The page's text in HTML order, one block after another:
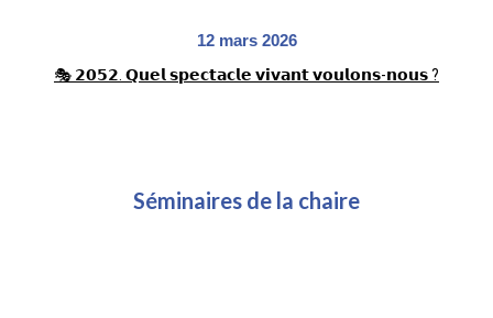
12mars 2026
🎭 𝟮𝟬𝟱𝟮. 𝗤𝘂𝗲𝗹 𝘀𝗽𝗲𝗰𝘁𝗮𝗰𝗹𝗲 𝘃𝗶𝘃𝗮𝗻𝘁 𝘃𝗼𝘂𝗹𝗼𝗻𝘀-𝗻𝗼𝘂𝘀 ?
Séminaires de la chaire